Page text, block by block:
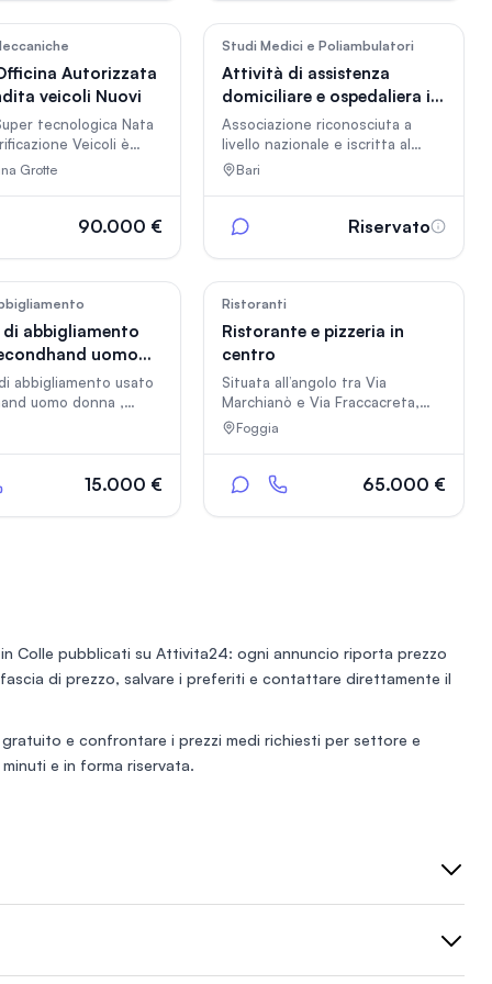
essere rilevata.
attrezzature
e il marchio, così
a lavorare fin da
per chi vuole
un’attività già
con possibilità
ulteriore crescita.
riservata. Maggiori
domiciliazione postale, centro
UPS. Fatturato 2025 ~
130.000€
Autorizzata
veicoli Nuovi
tecnologica Nata
Veicoli è
officina
Grotte
90.000 €
Studi Medici e Poliambulatori
Attività di assistenza
domiciliare e ospedaliera in
vendita a Bari, Puglia
Associazione riconosciuta a
livello nazionale e iscritta al
RUNTS con delibera nazionale,
servizi di assistenza domiciliare
servizi sanitari annessi. Attività
attiva e profittevole nel settore
socio-sanitario.
Bari
Riservato
abbigliamento
uomo
abbigliamento usato
uomo donna ,
su 2 piani , per un
mq , causa
e incluso tutto anche
attivi . Le foto
15.000 €
Ristoranti
Ristorante e pizzeria in
centro
Situata all’angolo tra Via
Marchianò e Via Fraccacreta,
questa attività gode di una
posizione di grande passaggio e
fronte strada che garantiscono
dispone di due cortili interni,
trattoria, braceria e pizzeria con
forno a legna, attività già
Foggia
65.000 €
Colle pubblicati su Attivita24: ogni annuncio riporta prezzo
di prezzo, salvare i preferiti e contattare direttamente il
gratuito e confrontare i prezzi medi richiesti per settore e
e in forma riservata.